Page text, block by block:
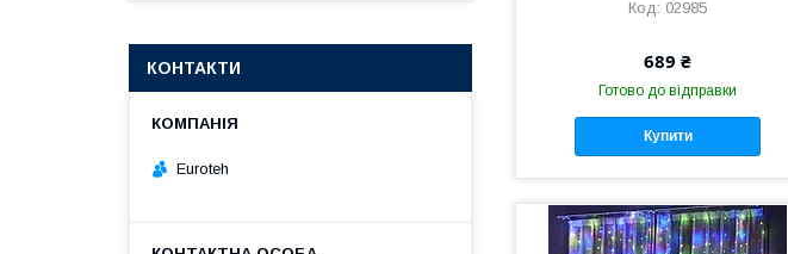
02985
689 ₴
Готово до відправки
Купити
КОНТАКТИ
Euroteh